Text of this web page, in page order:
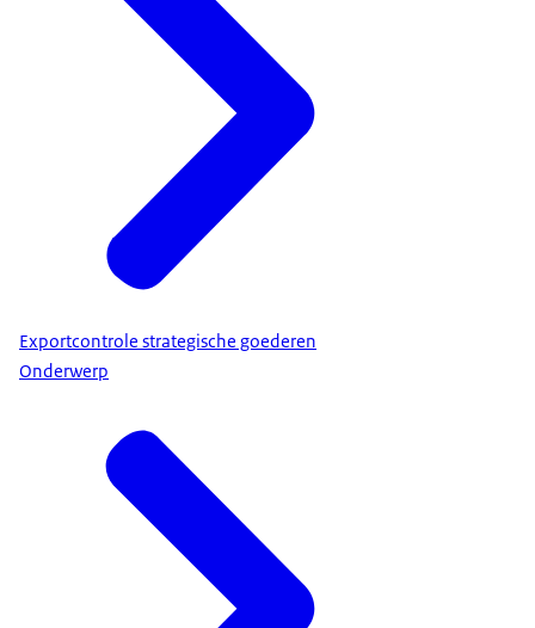
Exportcontrole strategische goederen
Onderwerp